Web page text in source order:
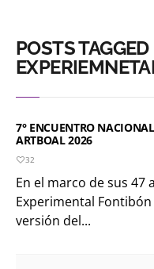
POSTS TAGGED
7° ENCUENTRO
ARTBOAL 2026
32
En el marco de sus 47
Experimental Fontibón
versión del...